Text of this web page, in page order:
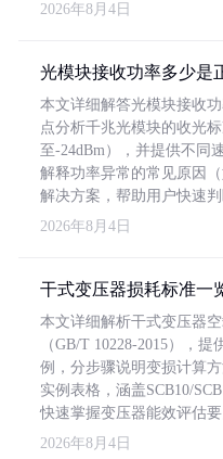
2026年8月4日
光模块接收功率多少是
本文详细解答光模块接收
点分析千兆光模块的收光
至-24dBm），并提供不同
解释功率异常的常见原因
解决方案，帮助用户快速判
2026年8月4日
干式变压器损耗标准一
本文详细解析干式变压器
（GB/T 10228-2015），
例，分步骤说明变损计算
实例表格，涵盖SCB10/
快速掌握变压器能效评估要
2026年8月4日